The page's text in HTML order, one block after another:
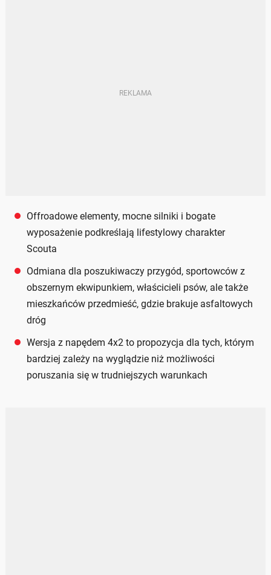
Offroadowe elementy, mocne silniki i bogate
wyposażenie podkreślają lifestylowy charakter
Scouta
Odmiana dla poszukiwaczy przygód, sportowców z
obszernym ekwipunkiem, właścicieli psów, ale także
mieszkańców przedmieść, gdzie brakuje asfaltowych
dróg
Wersja z napędem 4x2 to propozycja dla tych, którym
bardziej zależy na wyglądzie niż możliwości
poruszania się w trudniejszych warunkach